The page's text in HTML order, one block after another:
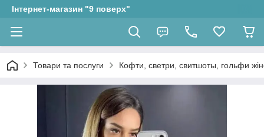
Інтернет-магазин "9 поверх"
Товари та послуги Кофти, светри, свитшоты, гольфи